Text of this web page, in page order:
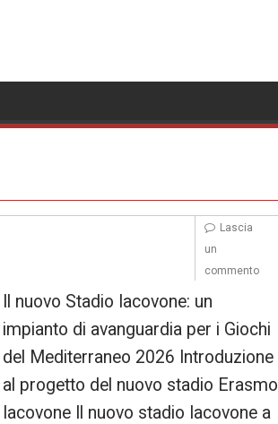
Il nuovo Stadio Iacovone: un
impianto di avanguardia per i Giochi
del Mediterraneo 2026 Introduzione
al progetto del nuovo stadio Erasmo
Iacovone Il nuovo stadio Iacovone a
Lascia
un
commento